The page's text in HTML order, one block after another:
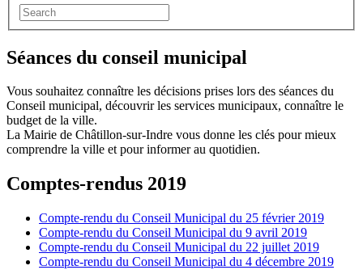
Séances du conseil municipal
Vous souhaitez connaître les décisions prises lors des séances du
Conseil municipal, découvrir les services municipaux, connaître le
budget de la ville.
La Mairie de Châtillon-sur-Indre vous donne les clés pour mieux
comprendre la ville et pour informer au quotidien.
Comptes-rendus 2019
Compte-rendu du Conseil Municipal du 25 février 2019
Compte-rendu du Conseil Municipal du 9 avril 2019
Compte-rendu du Conseil Municipal du 22 juillet 2019
Compte-rendu du Conseil Municipal du 4 décembre 2019